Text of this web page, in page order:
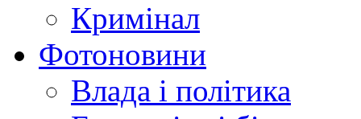
Кримінал
Фотоновини
Влада і політика